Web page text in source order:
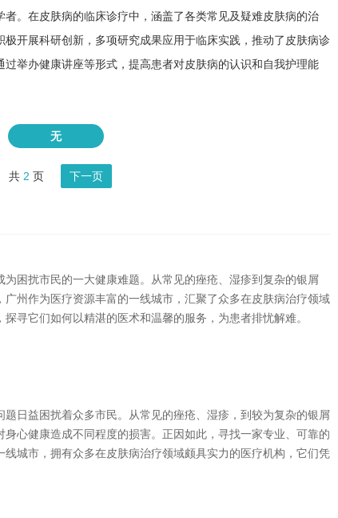
。在皮肤病的临床诊疗中，涵盖了各类常见及疑难皮肤病的治
开展科研创新，多项研究成果应用于临床实践，推动了皮肤病诊
举办健康讲座等形式，提高患者对皮肤病的认识和自我护理能
无
共 2 页 下一页
困扰市民的一大健康难题。从常见的痤疮、湿疹到复杂的银屑
州作为医疗资源丰富的一线城市，汇聚了众多在皮肤病治疗领域
寻它们如何以精湛的医术和温馨的服务，为患者排忧解难。
日益困扰着众多市民。从常见的痤疮、湿疹，到较为复杂的银屑
心健康造成不同程度的损害。正因如此，寻找一家专业、可靠的
城市，拥有众多在皮肤病治疗领域颇具实力的医疗机构，它们凭